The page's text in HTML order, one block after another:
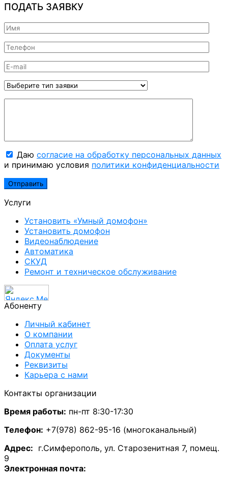
ПОДАТЬ ЗАЯВКУ
Даю согласие на обработку персональных данных
и принимаю условия политики конфиденциальности
Услуги
Установить «Умный домофон»
Установить домофон
Видеонаблюдение
Автоматика
СКУД
Ремонт и техническое обслуживание
Абоненту
Личный кабинет
О компании
Оплата услуг
Документы
Реквизиты
Карьера с нами
Контакты организации
Время работы: пн-пт 8:30-17:30
Телефон: +7(978) 862-95-16 (многоканальный)
Адрес: г.Симферополь, ул. Старозенитная 7, помещ.
9
Электронная почта: